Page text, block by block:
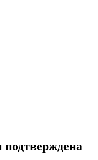
подтверждена